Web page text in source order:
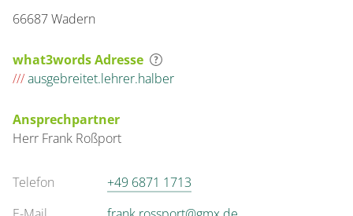
66687 Wadern
what3words Adresse
///ausgebreitet.lehrer.halber
Ansprechpartner
Herr Frank Roßport
Telefon
+49 6871 1713